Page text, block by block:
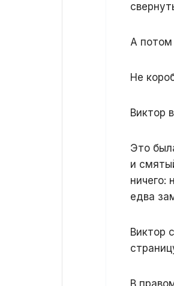
А потом
Не
Виктор
Это
и
ничего:
едва
Виктор
В